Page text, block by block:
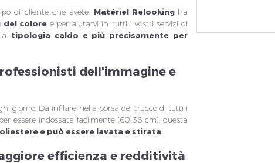
di cliente che avete. Matériel Relooking ha
del coloree per aiutarvi in tutti i vostri servizi di
tipologia caldo e più precisamente per
dell'immagine e
giorno. Da infilare nella borsa del truccodi tutti i
essere indossata facilmente (60 36 cm), questa
e può essere lavata e stirata
efficienza e redditività